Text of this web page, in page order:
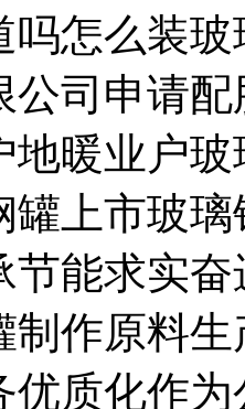
吗怎么装
公司申请
地暖业户
罐上市玻
节能求实
制作原料
优质化作